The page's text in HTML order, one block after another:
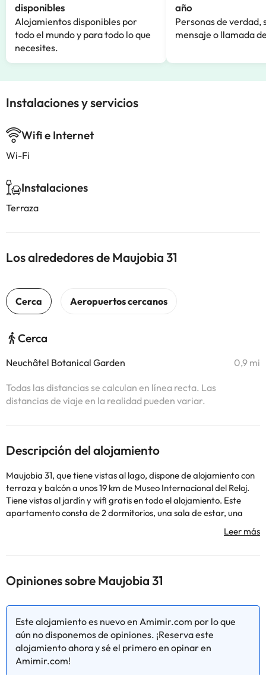
disponibles
Alojamientos disponibles por
todo el mundo y para todo lo que
necesites.
año
Personas de verdad,
mensaje o llamada
Instalaciones y servicios
Wifi e Internet
Wi-Fi
Instalaciones
Terraza
Los alrededores de Maujobia 31
Cerca
Neuchâtel Botanical Garden 0,9 mi
Todas las distancias se calculan en línea recta. Las
distancias de viaje en la realidad pueden variar.
Descripción del alojamiento
Maujobia 31, que tiene vistas al lago, dispone de alojamiento con
terraza y balcón a unos 19 km de Museo Internacional del Reloj.
Tiene vistas al jardín y wifi gratis en todo el alojamiento. Este
apartamento consta de 2 dormitorios, una sala de estar, una
cocina totalmente equipada con nevera y cafetera, y 1 baño con
ducha y artículos de aseo gratuitos. Hay toallas y ropa de cama
Ginebra) está a 121 km.
Informa a con antelación de tu hora prevista de llegada. Para
alojamiento. Los datos de contacto aparecen en la confirmación
de la reserva. En este alojamiento no se pueden celebrar
despedidas de soltero o soltera ni fiestas similares. Gestionado
por un particular
Opiniones sobre Maujobia 31
Este alojamiento es nuevo en Amimir.com por lo que
aún no disponemos de opiniones. ¡Reserva este
alojamiento ahora y sé el primero en opinar en
Amimir.com!